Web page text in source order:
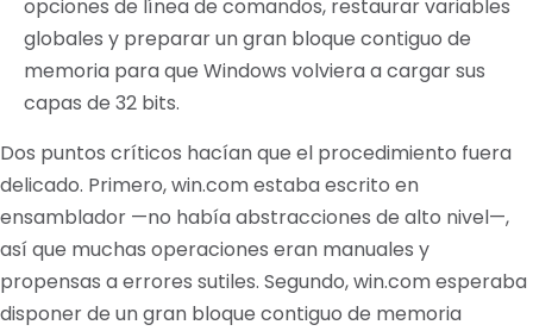
opciones de línea de comandos, restaurar variables
globales y preparar un gran bloque contiguo de
memoria para que Windows volviera a cargar sus
capas de 32 bits.
Dos puntos críticos hacían que el procedimiento fuera
delicado. Primero, win.com estaba escrito en
ensamblador —no había abstracciones de alto nivel—,
así que muchas operaciones eran manuales y
propensas a errores sutiles. Segundo, win.com esperaba
disponer de un gran bloque contiguo de memoria